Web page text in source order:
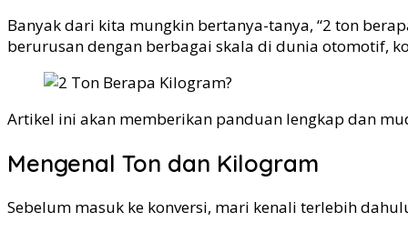
Banyak dari kita mungkin bertanya-tanya, “2 ton
berurusan dengan berbagai skala di dunia otomotif,
Artikel ini akan memberikan panduan lengkap dan
Mengenal Ton dan Kilogram
Sebelum masuk ke konversi, mari kenali terlebih